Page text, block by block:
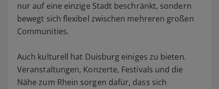
nur auf eine einzige Stadt beschränkt, sondern
bewegt sich flexibel zwischen mehreren großen
Communities.
Auch kulturell hat Duisburg einiges zu bieten.
Veranstaltungen, Konzerte, Festivals und die
Nähe zum Rhein sorgen dafür, dass sich